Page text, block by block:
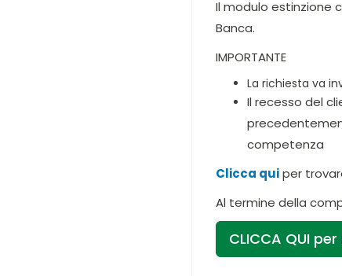
Il modulo estinzione
Banca.
IMPORTANTE
La richiesta va
Il recesso del
competenza
Clicca quiper
Al termine della
CLICCA QUI